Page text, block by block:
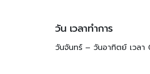
วัน เวลาทำการ
วันจันทร์ – วันอาทิตย์ เวล